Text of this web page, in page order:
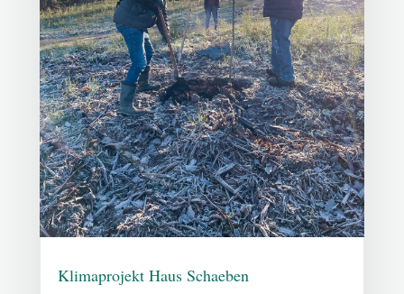
Klimaprojekt Haus Schaeben